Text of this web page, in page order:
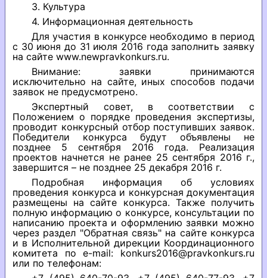
3. Культура
4. Информационная деятельность
Для участия в конкурсе необходимо в период
с 30 июня до 31 июля 2016 года заполнить заявку
на сайте www.newpravkonkurs.ru.
Внимание: заявки принимаются
исключительно на сайте, иных способов подачи
заявок не предусмотрено.
Экспертный совет, в соответствии с
Положением о порядке проведения экспертизы,
проводит конкурсный отбор поступивших заявок.
Победители конкурса будут объявлены не
позднее 5 сентября 2016 года. Реализация
проектов начнется не ранее 25 сентября 2016 г.,
завершится – не позднее 25 декабря 2016 г.
Подробная информация об условиях
проведения конкурса и конкурсная документация
размещены на сайте конкурса. Также получить
полную информацию о конкурсе, консультации по
написанию проекта и оформлению заявки можно
через раздел "Обратная связь" на сайте конкурса
и в Исполнительной дирекции Координационного
комитета по e-mail: konkurs2016@pravkonkurs.ru
или по телефонам: